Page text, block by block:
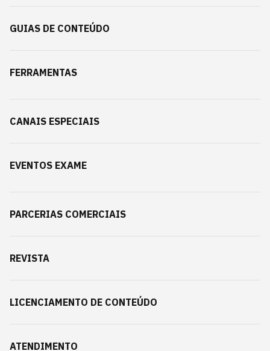
GUIAS DE CONTEÚDO
FERRAMENTAS
CANAIS ESPECIAIS
EVENTOS EXAME
PARCERIAS COMERCIAIS
REVISTA
LICENCIAMENTO DE CONTEÚDO
ATENDIMENTO